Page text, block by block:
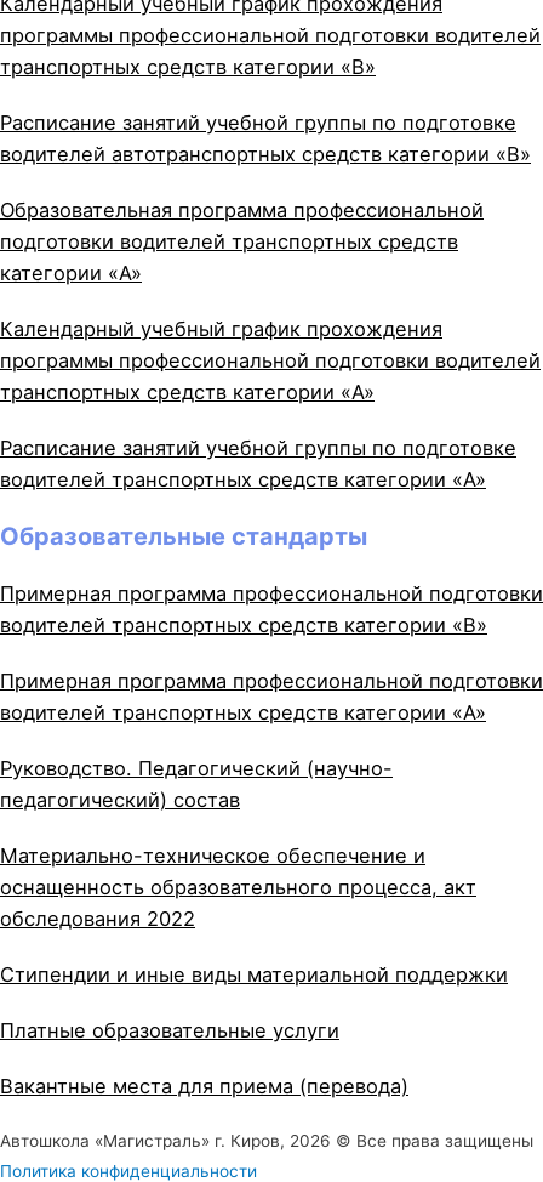
программы профессиональной подготовки водителей
транспортных средств категории «B»
Расписание занятий учебной группы по подготовке
водителей автотранспортных средств категории «B»
Образовательная программа профессиональной
подготовки водителей транспортных средств
категории «A»
Календарный учебный график прохождения
программы профессиональной подготовки водителей
транспортных средств категории «A»
Расписание занятий учебной группы по подготовке
водителей транспортных средств категории «A»
Образовательные стандарты
Примерная программа профессиональной подготовки
водителей транспортных средств категории «B»
Примерная программа профессиональной подготовки
водителей транспортных средств категории «A»
Руководство. Педагогический (научно-
педагогический) состав
Материально-техническое обеспечение и
оснащенность образовательного процесса, акт
обследования 2022
Стипендии и иные виды материальной поддержки
Платные образовательные услуги
Вакантные места для приема (перевода)
Автошкола «Магистраль» г. Киров, 2026 © Все права защищены
Политика конфиденциальности